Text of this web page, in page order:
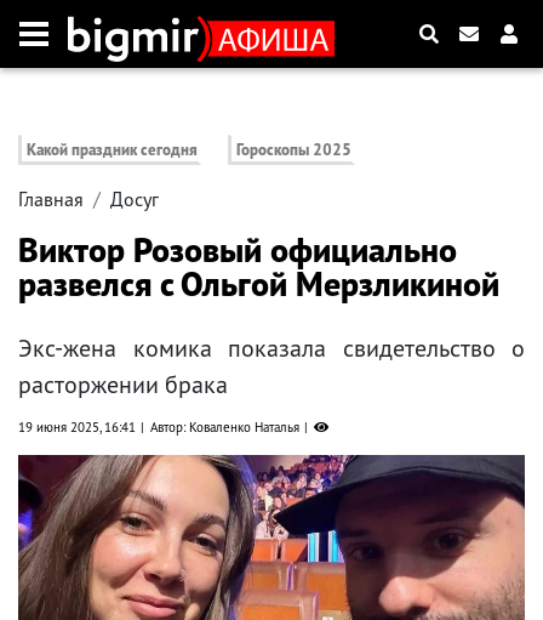
Какой праздник сегодня Гороскопы 2025
Главная Досуг
Виктор Розовый официально
развелся с Ольгой Мерзликиной
Экс-жена комика показала свидетельство о
расторжении брака
19 июня 2025, 16:41 Автор: Коваленко Наталья